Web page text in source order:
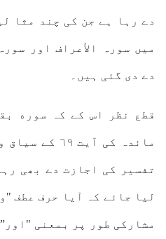
دے رہا ہے جن کی چند مثا
میں سورہ الأعراف اور
دے دی گئی ہیں۔
مائدہ کی
تفسیر کی اجازت دے بھی
لیا جائے کہ آیا حرف عطف
مشارکی طور پر بمعنی